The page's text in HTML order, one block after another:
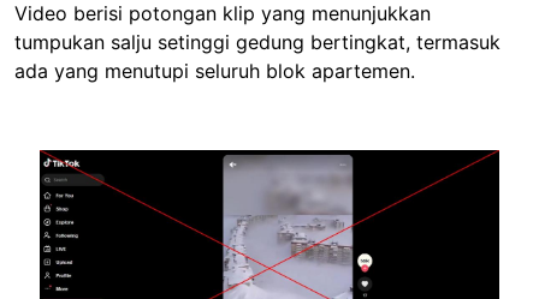
Video berisi potongan klip yang menunjukkan
tumpukan salju setinggi gedung bertingkat, termasuk
ada yang menutupi seluruh blok apartemen.
Image